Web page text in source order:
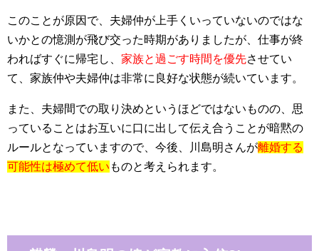
このことが原因で、夫婦仲が上手くいっていないのではな
いかとの憶測が飛び交った時期がありましたが、仕事が終
わればすぐに帰宅し、 家族と過ごす時間を優先させてい
て、家族仲や夫婦仲は非常に良好な状態が続いています。
また、夫婦間での取り決めというほどではないものの、思
っていることはお互いに口に出して伝え合うことが暗黙の
ルールとなっていますので、今後、川島明さんが離婚する
可能性は極めて低い ものと考えられます。